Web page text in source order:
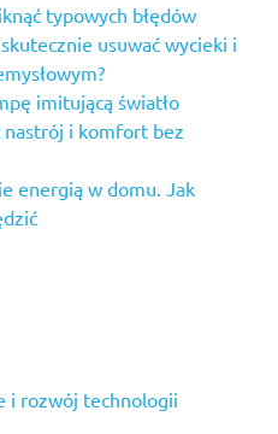
typowych błędów
usuwać wycieki i
imitującą światło
nastrój i komfort bez
energią w domu. Jak
i rozwój technologii